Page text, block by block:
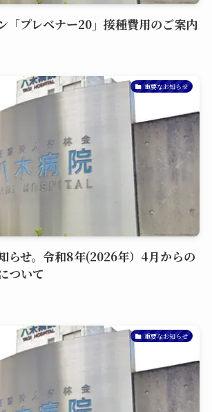
「プレベナー20」接種費用のご案内
重要なお知らせ
らせ。令和8年(2026年）4月からの
ついて
重要なお知らせ